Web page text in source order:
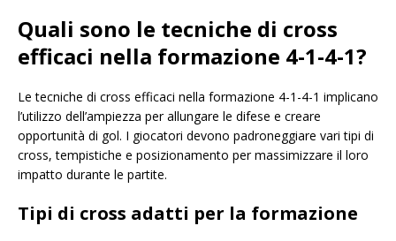
Quali sono le tecniche di cross
efficaci nella formazione 4-1-4-1?
Le tecniche di cross efficaci nella formazione 4-1-4-1 implicano
l’utilizzo dell’ampiezza per allungare le difese e creare
opportunità di gol. I giocatori devono padroneggiare vari tipi di
cross, tempistiche e posizionamento per massimizzare il loro
impatto durante le partite.
Tipi di cross adatti per la formazione